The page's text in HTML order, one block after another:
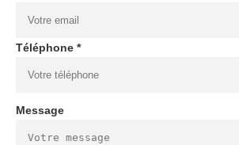
Téléphone *
Message